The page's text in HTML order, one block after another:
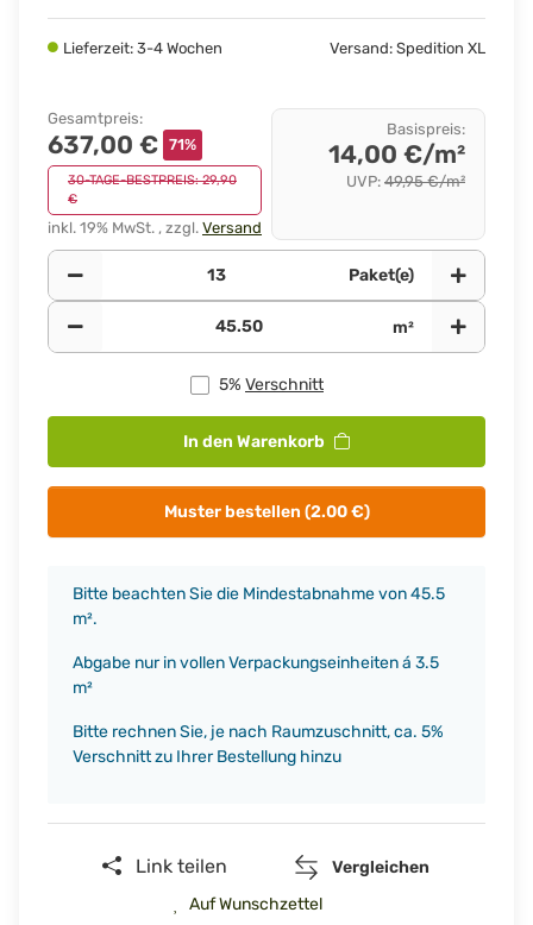
Lieferzeit: 3-4 Wochen Versand: Spedition XL
Gesamtpreis:
637,00 € 71%
30-TAGE-BESTPREIS: 29,90
€
inkl. 19% MwSt. , zzgl. Versand
Basispreis:
14,00 €/m²
UVP: 49,95 €/m²
Paket(e)
m²
5% Verschnitt
In den Warenkorb
Muster bestellen (2.00 €)
x
Bitte beachten Sie die Mindestabnahme von 45.5
m².
Abgabe nur in vollen Verpackungseinheiten á 3.5
m²
Bitte rechnen Sie, je nach Raumzuschnitt, ca. 5%
Verschnitt zu Ihrer Bestellung hinzu
Link teilen
Vergleichen
Auf Wunschzettel